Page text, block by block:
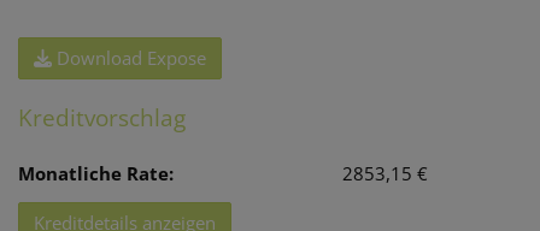
Download Expose
Kreditvorschlag
Monatliche Rate: 2853,15 €
Kreditdetails anzeigen